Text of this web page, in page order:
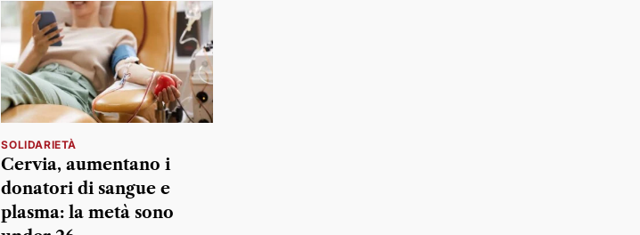
SOLIDARIETÀ
Cervia, aumentano i
donatori di sangue e
plasma: la metà sono